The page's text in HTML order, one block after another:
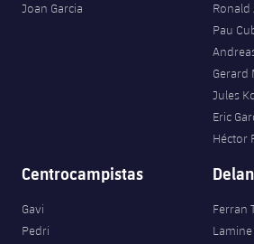
Joan Garcia
Ronald
Pau
Gerard
Jules
Eric
Héctor
Centrocampistas
Gavi
Pedri
Ferran
Lamine